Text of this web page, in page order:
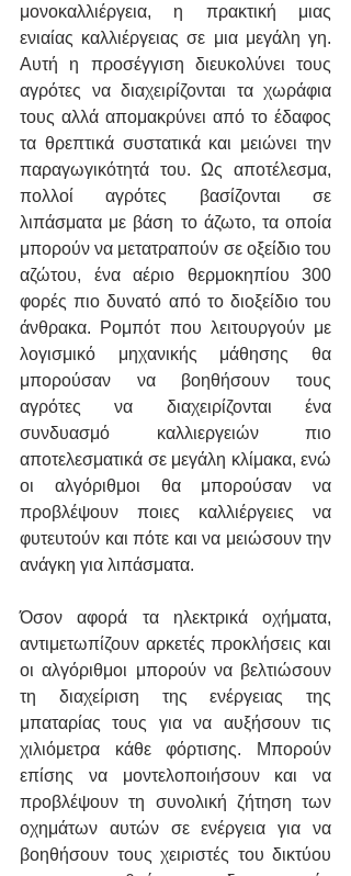
μονοκαλλιέργεια, η πρακτική μιας
ενιαίας καλλιέργειας σε μια μεγάλη γη.
Αυτή η προσέγγιση διευκολύνει τους
αγρότες να διαχειρίζονται τα χωράφια
τους αλλά απομακρύνει από το έδαφος
τα θρεπτικά συστατικά και μειώνει την
παραγωγικότητά του. Ως αποτέλεσμα,
πολλοί αγρότες βασίζονται σε
λιπάσματα με βάση το άζωτο, τα οποία
μπορούν να μετατραπούν σε οξείδιο του
αζώτου, ένα αέριο θερμοκηπίου 300
φορές πιο δυνατό από το διοξείδιο του
άνθρακα. Ρομπότ που λειτουργούν με
λογισμικό μηχανικής μάθησης θα
μπορούσαν να βοηθήσουν τους
αγρότες να διαχειρίζονται ένα
συνδυασμό καλλιεργειών πιο
αποτελεσματικά σε μεγάλη κλίμακα, ενώ
οι αλγόριθμοι θα μπορούσαν να
προβλέψουν ποιες καλλιέργειες να
φυτευτούν και πότε και να μειώσουν την
ανάγκη για λιπάσματα.
Όσον αφορά τα ηλεκτρικά οχήματα,
αντιμετωπίζουν αρκετές προκλήσεις και
οι αλγόριθμοι μπορούν να βελτιώσουν
τη διαχείριση της ενέργειας της
μπαταρίας τους για να αυξήσουν τις
χιλιόμετρα κάθε φόρτισης. Μπορούν
επίσης να μοντελοποιήσουν και να
προβλέψουν τη συνολική ζήτηση των
οχημάτων αυτών σε ενέργεια για να
βοηθήσουν τους χειριστές του δικτύου